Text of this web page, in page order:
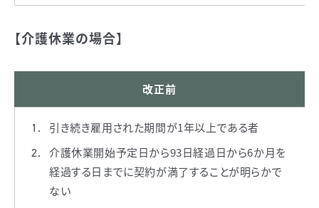
【介護休業の場合】
改正前
引き続き雇用された期間が1年以上である者
介護休業開始予定日から93日経過日から6か月を
経過する日までに契約が満了することが明らかで
ない